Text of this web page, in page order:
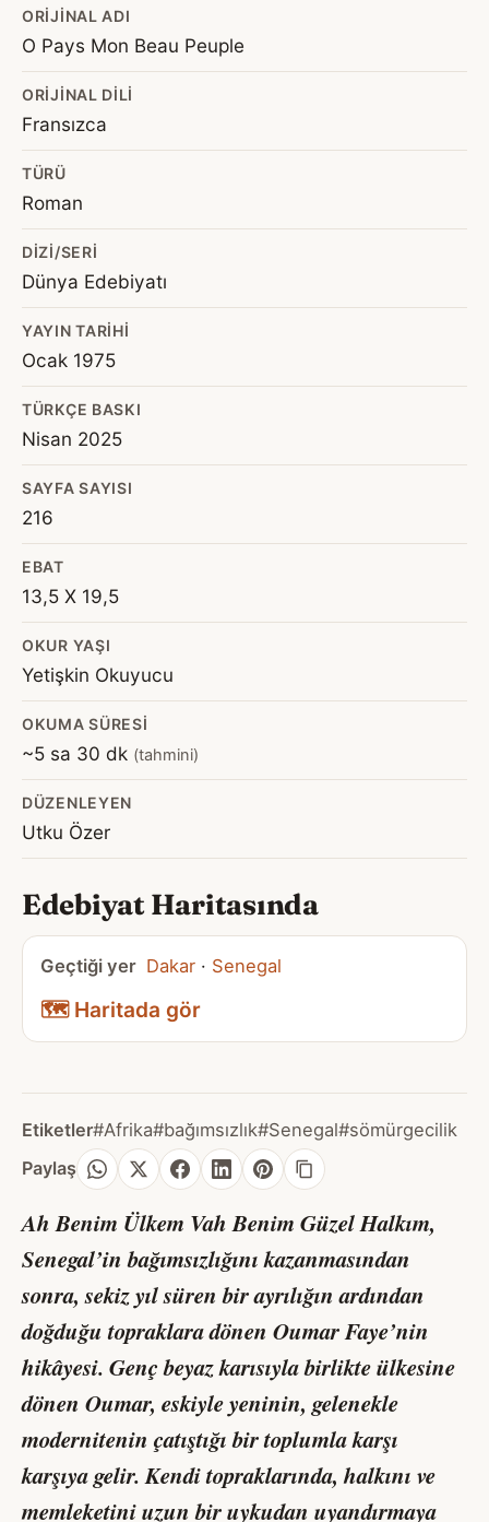
ORIJINAL ADI
O Pays Mon Beau Peuple
ORIJINAL DILI
Fransızca
TÜRÜ
Roman
DIZI/SERI
Dünya Edebiyatı
YAYIN TARIHI
Ocak 1975
TÜRKÇE BASKI
Nisan 2025
SAYFA SAYISI
216
EBAT
13,5 X 19,5
OKUR YAŞI
Yetişkin Okuyucu
OKUMA SÜRESI
~5 sa 30 dk (tahmini)
DÜZENLEYEN
Utku Özer
Edebiyat Haritasında
Geçtiği yer Dakar · Senegal
🗺️ Haritada gör
Etiketler#Afrika#bağımsızlık#Senegal#sömürgecilik
Paylaş
Ah Benim Ülkem Vah Benim Güzel Halkım,
Senegal’in bağımsızlığını kazanmasından
sonra, sekiz yıl süren bir ayrılığın ardından
doğduğu topraklara dönen Oumar Faye’nin
hikâyesi. Genç beyaz karısıyla birlikte ülkesine
dönen Oumar, eskiyle yeninin, gelenekle
modernitenin çatıştığı bir toplumla karşı
karşıya gelir. Kendi topraklarında, halkını ve
memleketini uzun bir uykudan uyandırmaya